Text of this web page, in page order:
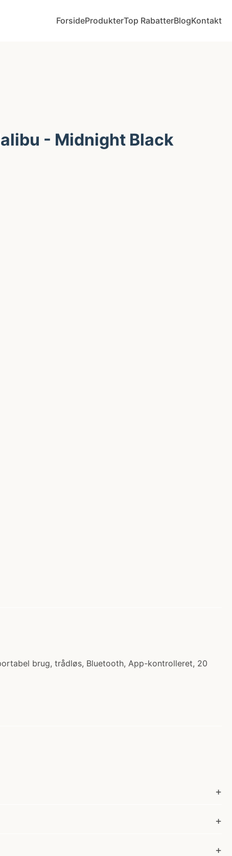
ForsideProdukterTop RabatterBlogKontakt
- Midnight Black
brug, trådløs, Bluetooth, App-kontrolleret, 20